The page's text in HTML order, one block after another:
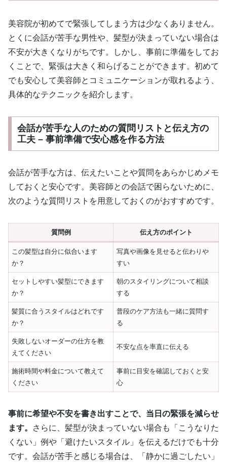
美容院が初めてで緊張してしまう方は少なくありません。
とくに会話が苦手な男性や、髪型が決まっていない場合は
不安が大きくなりがちです。しかし、事前に準備をしてお
くことで、緊張は大きく和らげることができます。初めて
でも安心して美容師とコミュニケーションが取れるよう、
具体的なテクニックを紹介します。
会話が苦手な人のための質問リストと伝え方の
工夫 – 事前準備で安心感を作る方法
会話が苦手な方は、伝えたいことや質問をあらかじめメモ
しておくと安心です。美容師との会話で困らないために、
次のような質問リストを用意しておくのがおすすめです。
質問例 伝え方のポイント
この髪型は自分に似合います
か？
写真や画像を見せると伝わりや
すい
セットしやすい髪型にできます
か？
朝のスタイリングについて相談
する
髪質に合うスタイルはどれです
か？
普段のケア方法も一緒に質問す
る
失敗しないオーダーの仕方を教
えてください
不安な点を率直に伝える
施術時間や料金について教えて
ください
事前に目安を確認しておくと安
心
事前に希望や不安を書き出すことで、当日の緊張を減らせ
ます。
さらに、髪型が決まっていない場合も「こうなりた
くない」例や「避けたいスタイル」を伝えるだけでも十分
です。会話が苦手と感じる場合は、「静かに過ごしたい」